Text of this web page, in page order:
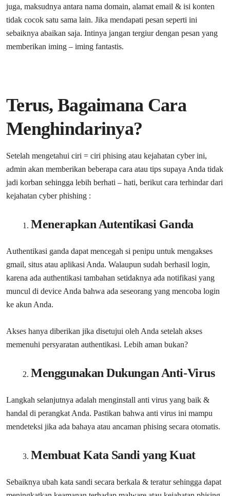
juga, maksudnya antara nama domain, alamat email & isi konten
tidak cocok satu sama lain. Jika mendapati pesan seperti ini
sebaiknya abaikan saja. Intinya jangan tergiur dengan pesan yang
memberikan iming – iming fantastis.
Terus, Bagaimana Cara
Menghindarinya?
Setelah mengetahui ciri = ciri phising atau kejahatan cyber ini,
admin akan memberikan beberapa cara atau tips supaya Anda tidak
jadi korban sehingga lebih berhati – hati, berikut cara terhindar dari
kejahatan cyber phishing :
Menerapkan Autentikasi Ganda
Authentikasi ganda dapat mencegah si penipu untuk mengakses
gmail, situs atau aplikasi Anda. Walaupun sudah berhasil login,
karena ada authentikasi tambahan setidaknya ada notifikasi yang
muncul di device Anda bahwa ada seseorang yang mencoba login
ke akun Anda.
Akses hanya diberikan jika disetujui oleh Anda setelah akses
memenuhi persyaratan authentikasi. Lebih aman bukan?
Menggunakan Dukungan Anti-Virus
Langkah selanjutnya adalah menginstall anti virus yang baik &
handal di perangkat Anda. Pastikan bahwa anti virus ini mampu
mendeteksi jika ada bahaya atau ancaman phising secara otomatis.
Membuat Kata Sandi yang Kuat
Sebaiknya ubah kata sandi secara berkala & teratur sehingga dapat